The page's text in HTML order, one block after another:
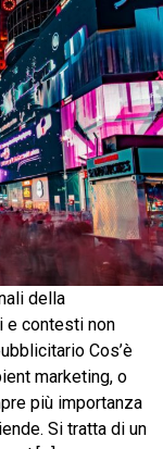
della
e contesti non
Cos’è
marketing, o
più importanza
Si tratta di un